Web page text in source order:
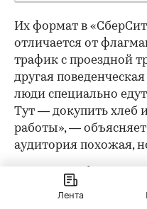
Их формат в
отличается от
трафик с проездной
другая
люди специально
Тут — докупить хлеб
работы», —
аудитория похожая,
Ключевые «фишки»
собственного
Лента